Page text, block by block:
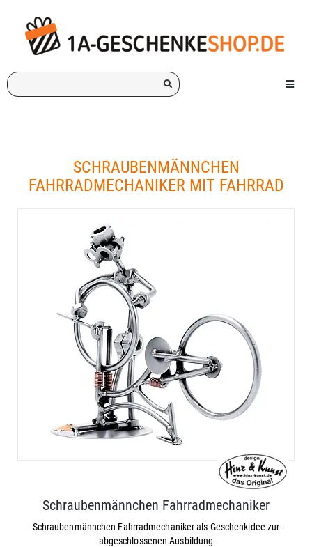
Ich
suche
Menü
SCHRAUBENMÄNNCHEN
FAHRRADMECHANIKER MIT FAHRRAD
Schraubenmännchen Fahrradmechaniker
Schraubenmännchen Fahrradmechaniker als Geschenkidee zur
abgeschlossenen Ausbildung